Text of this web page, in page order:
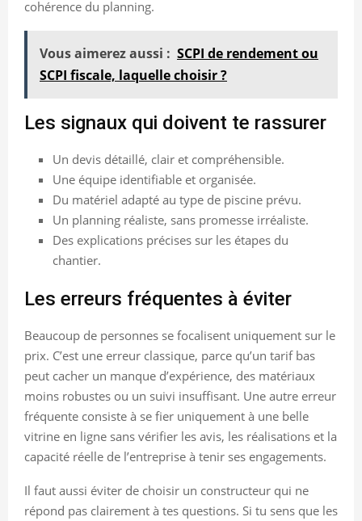
cohérence du planning.
Vous aimerez aussi : SCPI de rendement ou
SCPI fiscale, laquelle choisir ?
Les signaux qui doivent te rassurer
Un devis détaillé, clair et compréhensible.
Une équipe identifiable et organisée.
Du matériel adapté au type de piscine prévu.
Un planning réaliste, sans promesse irréaliste.
Des explications précises sur les étapes du
chantier.
Les erreurs fréquentes à éviter
Beaucoup de personnes se focalisent uniquement sur le
prix. C’est une erreur classique, parce qu’un tarif bas
peut cacher un manque d’expérience, des matériaux
moins robustes ou un suivi insuffisant. Une autre erreur
fréquente consiste à se fier uniquement à une belle
vitrine en ligne sans vérifier les avis, les réalisations et la
capacité réelle de l’entreprise à tenir ses engagements.
Il faut aussi éviter de choisir un constructeur qui ne
répond pas clairement à tes questions. Si tu sens que les